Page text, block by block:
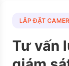
LẮP ĐẶT
Tư vấn